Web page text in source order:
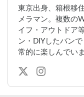
東京出身、箱根移
メラマン。複数の
イフ・アウトドア
ン・DIYしたバン
常的に楽しんでいま